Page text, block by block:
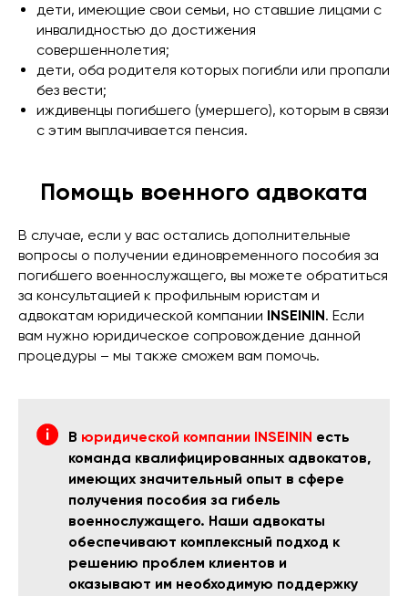
дети, имеющие свои семьи, но ставшие лицами с
инвалидностью до достижения
совершеннолетия;
дети, оба родителя которых погибли или пропали
без вести;
иждивенцы погибшего (умершего), которым в связи
с этим выплачивается пенсия.
Помощь военного адвоката
В случае, если у вас остались дополнительные
вопросы о получении единовременного пособия за
погибшего военнослужащего, вы можете обратиться
за консультацией к профильным юристам и
адвокатам юридической компании INSEININ. Если
вам нужно юридическое сопровождение данной
процедуры – мы также сможем вам помочь.
В юридической компании INSEININ есть
команда квалифицированных адвокатов,
имеющих значительный опыт в сфере
получения пособия за гибель
военнослужащего. Наши адвокаты
обеспечивают комплексный подход к
решению проблем клиентов и
оказывают им необходимую поддержку